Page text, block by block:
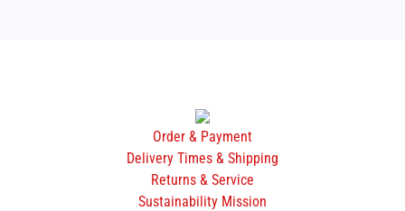
Order & Payment
Delivery Times & Shipping
Returns & Service
Sustainability Mission